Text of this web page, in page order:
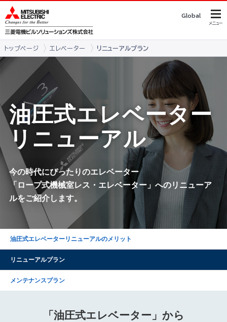
Global
メニュー
トップページ エレベーター リニューアルプラン
油圧式エレベーター
リニューアル
今の時代にぴったりのエレベーター
「ロープ式機械室レス・エレベーター」へのリニューア
ルをご紹介します。
油圧式エレベーターリニューアルのメリット
リニューアルプラン
メンテナンスプラン
「油圧式エレベーター」から